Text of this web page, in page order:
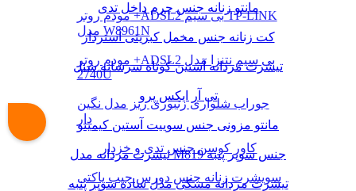
مودم روتر +ADSL2 بی سیم TP-LINK
مدل W8961N
مودم روتر +ADSL2 بی سیم نتنزا مدل
2740U
جوراب شلواری زنبوری ریز مدل نگین
دار
کاور کوسن جنس تدی و خزدار
سویشرت زنانه جنس دورس جیب پاکتی
مانتو زنانه جنس چرم داخل تدی
کت زنانه جنس مخمل کبریتی آستردار
تیشرت مردانه آستین کوتاه سرشانه شنل
تی آر ایکس پرو
مانتو مزونی جنس سوییت آستین کیمینو
تیشرت مردانه مدل M819 جنس سوپر پنبه
تیشرت مردانه مشکی مدل ساده سوپر پنبه